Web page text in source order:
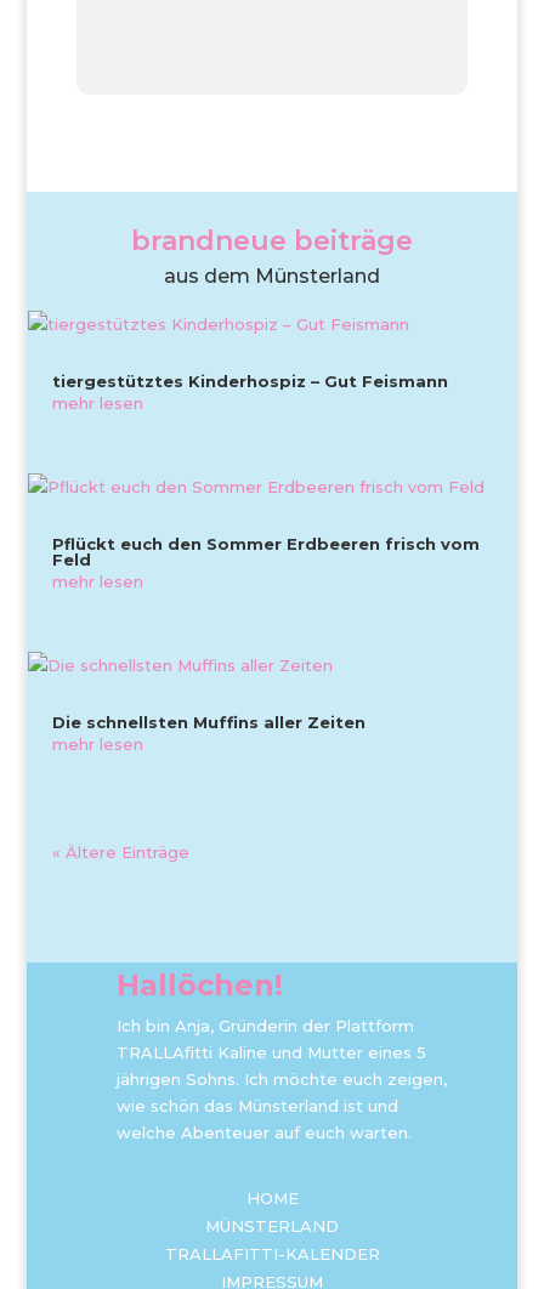
brandneue beiträge
aus dem Münsterland
tiergestütztes Kinderhospiz – Gut Feismann
mehr lesen
Pflückt euch den Sommer Erdbeeren frisch vom
Feld
mehr lesen
Die schnellsten Muffins aller Zeiten
mehr lesen
« Ältere Einträge
Hallöchen!
Ich bin Anja, Gründerin der Plattform
TRALLAfitti Kaline und Mutter eines 5
jährigen Sohns. Ich möchte euch zeigen,
wie schön das Münsterland ist und
welche Abenteuer auf euch warten.
HOME
MÜNSTERLAND
TRALLAFITTI-KALENDER
IMPRESSUM